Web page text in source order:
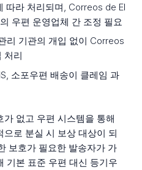
따라 처리되며, Correos de El
우편 운영업체 간 조정 필요
리 기관의 개입 없이 Correos
처리
소포우편 배송이 클레임 과
없고 우편 시스템을 통해
로 분실 시 보상 대상이 되
보호가 필요한 발송자가 가
기본 표준 우편 대신 등기우